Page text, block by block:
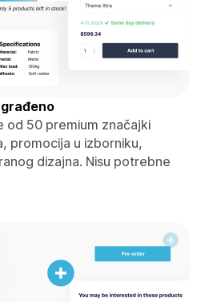
od 50 premium značajki
promocija u izborniku,
dizajna. Nisu potrebne